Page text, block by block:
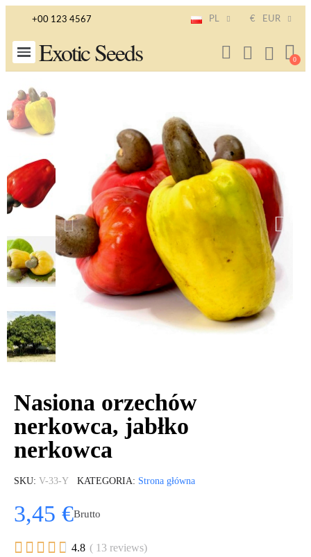
+00 123 4567 PL € EUR
Exotic Seeds
Nasiona orzechów
nerkowca, jabłko
nerkowca
SKU V-33-Y KATEGORIA Strona główna
3,45 €Brutto
     4.8 ( 13 reviews)